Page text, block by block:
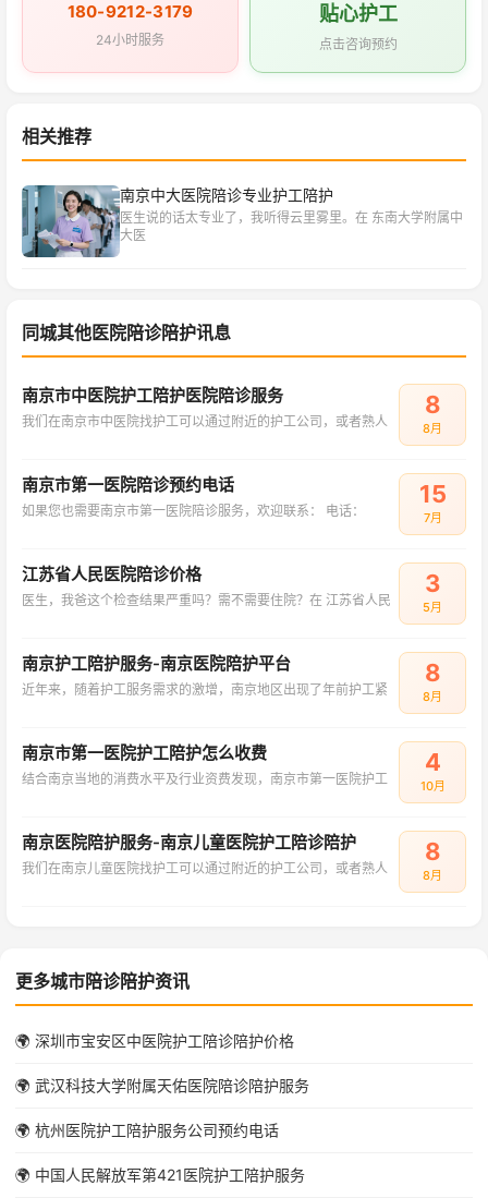
180-9212-3179
24小时服务
贴心护工
点击咨询预约
相关推荐
南京中大医院陪诊专业护工陪护
医生说的话太专业了，我听得云里雾里。在 东南大学附属中
大医
同城其他医院陪诊陪护讯息
南京市中医院护工陪护医院陪诊服务
我们在南京市中医院找护工可以通过附近的护工公司，或者熟人
8
8月
南京市第一医院陪诊预约电话
如果您也需要南京市第一医院陪诊服务，欢迎联系： 电话：
15
7月
江苏省人民医院陪诊价格
医生，我爸这个检查结果严重吗？需不需要住院？在 江苏省人民
3
5月
南京护工陪护服务-南京医院陪护平台
近年来，随着护工服务需求的激增，南京地区出现了年前护工紧
8
8月
南京市第一医院护工陪护怎么收费
结合南京当地的消费水平及行业资费发现，南京市第一医院护工
4
10月
南京医院陪护服务-南京儿童医院护工陪诊陪护
我们在南京儿童医院找护工可以通过附近的护工公司，或者熟人
8
8月
更多城市陪诊陪护资讯
🌍 深圳市宝安区中医院护工陪诊陪护价格
🌍 武汉科技大学附属天佑医院陪诊陪护服务
🌍 杭州医院护工陪护服务公司预约电话
🌍 中国人民解放军第421医院护工陪护服务